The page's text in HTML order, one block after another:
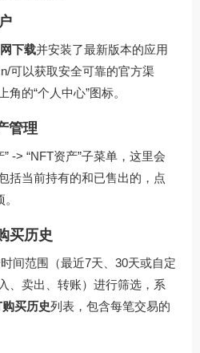
下载并安装了最新版本的应用
可以获取安全可靠的官方渠
的“个人中心”图标。
管理
-> “NFT资产”子菜单，这里会
括当前持有的和已售出的，点
买历史
间范围（最近7天、30天或自定
、卖出、转账）进行筛选，系
买历史列表，包含每笔交易的